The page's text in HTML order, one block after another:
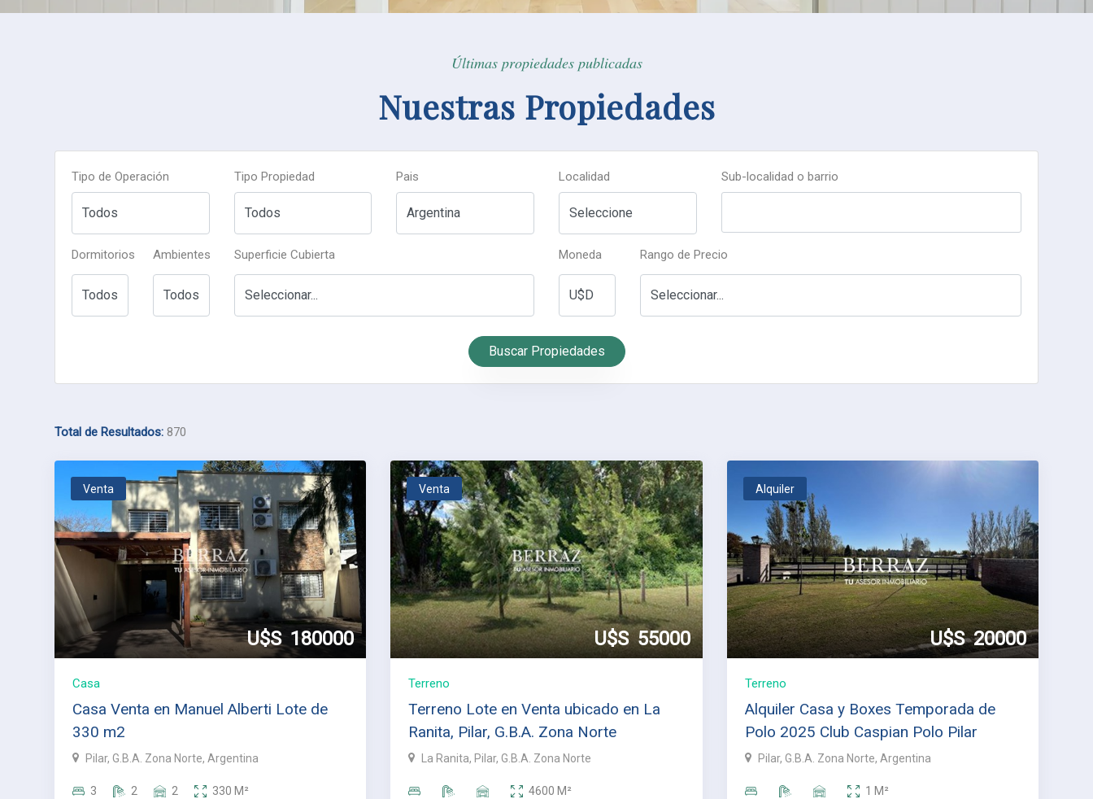
Últimas propiedades publicadas
Nuestras Propiedades
Tipo de Operación Tipo Propiedad Pais Localidad Sub-localidad o barrio
Dormitorios Ambientes Superficie Cubierta Moneda Rango de Precio
Buscar Propiedades
Total de Resultados: 870
Venta
U$S 180000
Casa
Casa Venta en Manuel Alberti Lote de
330 m2
Pilar, G.B.A. Zona Norte, Argentina
3 2 2 330 M²
Venta
U$S55000
Terreno
Terreno Lote en Venta ubicado en La
Ranita, Pilar, G.B.A. Zona Norte
La Ranita, Pilar, G.B.A. Zona Norte
4600 M²
Alquiler
U$S20000
Terreno
Alquiler Casa y Boxes Temporada de
Polo 2025 Club Caspian Polo Pilar
Pilar, G.B.A. Zona Norte, Argentina
1 M²